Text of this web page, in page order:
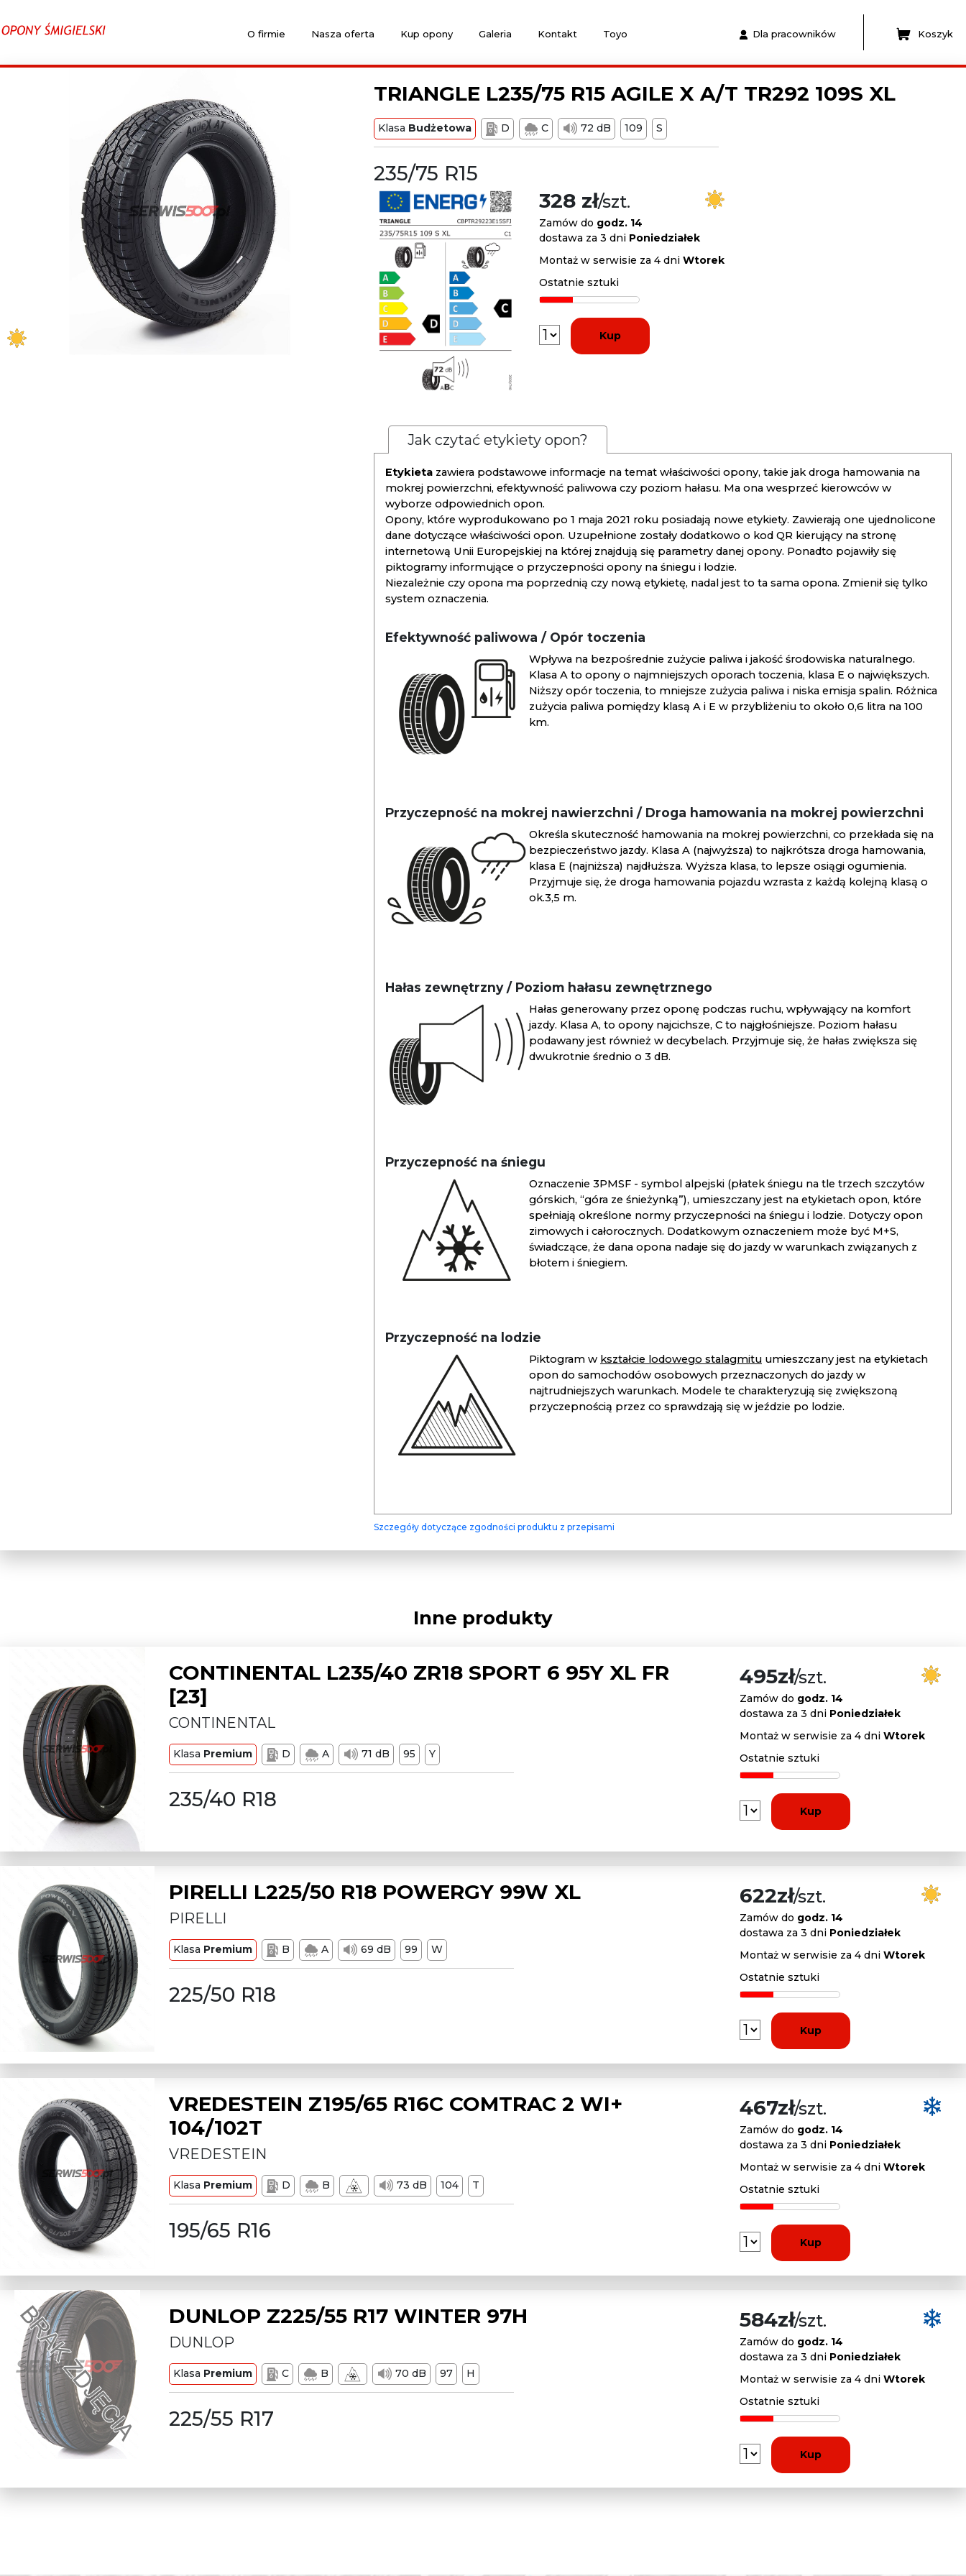
O firmie Nasza oferta Kup opony Galeria Kontakt Toyo Dla pracowników Koszyk
TRIANGLE L235/75 R15 AGILE X A/T TR292 109S XL
Klasa Budżetowa D C 72 dB 109 S
235/75 R15
328 zł/szt.
Zamów do godz. 14
dostawa za 3 dni Poniedziałek
Montaż w serwisie za 4 dni Wtorek
Ostatnie sztuki
Kup
Jak czytać etykiety opon?
Etykieta zawiera podstawowe informacje na temat właściwości opony, takie jak droga hamowania na
mokrej powierzchni, efektywność paliwowa czy poziom hałasu. Ma ona wesprzeć kierowców w
wyborze odpowiednich opon.
Opony, które wyprodukowano po 1 maja 2021 roku posiadają nowe etykiety. Zawierają one ujednolicone
dane dotyczące właściwości opon. Uzupełnione zostały dodatkowo o kod QR kierujący na stronę
internetową Unii Europejskiej na której znajdują się parametry danej opony. Ponadto pojawiły się
piktogramy informujące o przyczepności opony na śniegu i lodzie.
Niezależnie czy opona ma poprzednią czy nową etykietę, nadal jest to ta sama opona. Zmienił się tylko
system oznaczenia.
Efektywność paliwowa / Opór toczenia
Wpływa na bezpośrednie zużycie paliwa i jakość środowiska naturalnego.
Klasa A to opony o najmniejszych oporach toczenia, klasa E o największych.
Niższy opór toczenia, to mniejsze zużycia paliwa i niska emisja spalin. Różnica
zużycia paliwa pomiędzy klasą A i E w przybliżeniu to około 0,6 litra na 100
km.
Przyczepność na mokrej nawierzchni / Droga hamowania na mokrej powierzchni
Określa skuteczność hamowania na mokrej powierzchni, co przekłada się na
bezpieczeństwo jazdy. Klasa A (najwyższa) to najkrótsza droga hamowania,
klasa E (najniższa) najdłuższa. Wyższa klasa, to lepsze osiągi ogumienia.
Przyjmuje się, że droga hamowania pojazdu wzrasta z każdą kolejną klasą o
ok.3,5 m.
Hałas zewnętrzny / Poziom hałasu zewnętrznego
Hałas generowany przez oponę podczas ruchu, wpływający na komfort
jazdy. Klasa A, to opony najcichsze, C to najgłośniejsze. Poziom hałasu
podawany jest również w decybelach. Przyjmuje się, że hałas zwiększa się
dwukrotnie średnio o 3 dB.
Przyczepność na śniegu
Oznaczenie 3PMSF - symbol alpejski (płatek śniegu na tle trzech szczytów
górskich, “góra ze śnieżynką”), umieszczany jest na etykietach opon, które
spełniają określone normy przyczepności na śniegu i lodzie. Dotyczy opon
zimowych i całorocznych. Dodatkowym oznaczeniem może być M+S,
świadczące, że dana opona nadaje się do jazdy w warunkach związanych z
błotem i śniegiem.
Przyczepność na lodzie
Piktogram w kształcie lodowego stalagmitu umieszczany jest na etykietach
opon do samochodów osobowych przeznaczonych do jazdy w
najtrudniejszych warunkach. Modele te charakteryzują się zwiększoną
przyczepnością przez co sprawdzają się w jeździe po lodzie.
Szczegóły dotyczące zgodności produktu z przepisami
Inne produkty
CONTINENTAL L235/40 ZR18 SPORT 6 95Y XL FR
[23]
CONTINENTAL
Klasa Premium D A 71 dB 95 Y
235/40 R18
495zł/szt.
Zamów do godz. 14
dostawa za 3 dni Poniedziałek
Montaż w serwisie za 4 dni Wtorek
Ostatnie sztuki
Kup
PIRELLI L225/50 R18 POWERGY 99W XL
PIRELLI
Klasa Premium B A 69 dB 99 W
225/50 R18
622zł/szt.
Zamów do godz. 14
dostawa za 3 dni Poniedziałek
Montaż w serwisie za 4 dni Wtorek
Ostatnie sztuki
Kup
VREDESTEIN Z195/65 R16C COMTRAC 2 WI+
104/102T
VREDESTEIN
Klasa Premium D B 73 dB 104 T
195/65 R16
467zł/szt.
Zamów do godz. 14
dostawa za 3 dni Poniedziałek
Montaż w serwisie za 4 dni Wtorek
Ostatnie sztuki
Kup
DUNLOP Z225/55 R17 WINTER 97H
DUNLOP
Klasa Premium C B 70 dB 97 H
225/55 R17
584zł/szt.
Zamów do godz. 14
dostawa za 3 dni Poniedziałek
Montaż w serwisie za 4 dni Wtorek
Ostatnie sztuki
Kup